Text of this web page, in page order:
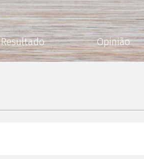
Resultado Opinião